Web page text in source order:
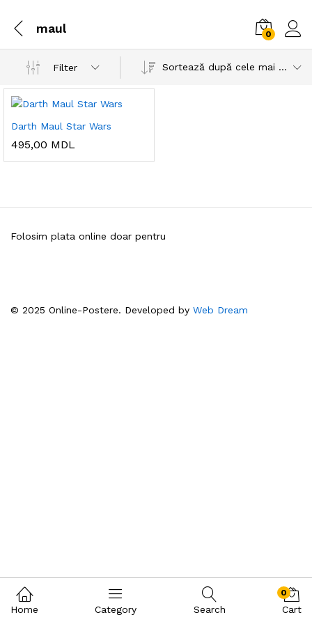
maul 0
Filter Sortează după cele mai recente
Darth Maul Star Wars
495,00 MDL
© 2025 Online-Postere. Developed by Web Dream
Folosim plata online doar pentru
Home Category Search
0
Cart